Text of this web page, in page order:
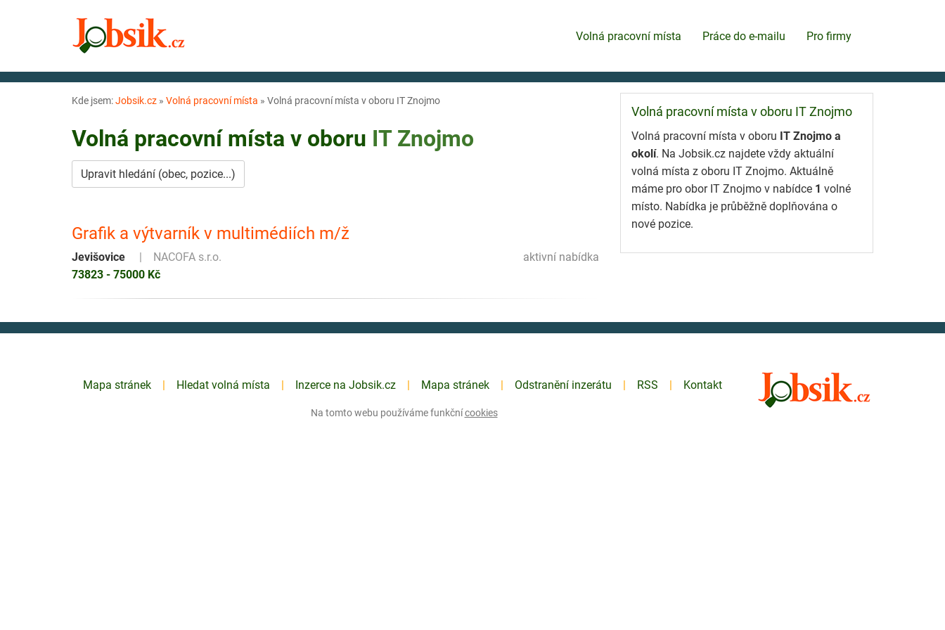
Volná pracovní místa Práce do e-mailu Pro firmy
Kde jsem:Jobsik.cz » Volná pracovní místa » Volná pracovní místa v oboru IT Znojmo
Volná pracovní místa v oboru IT Znojmo
Upravit hledání (obec, pozice...)
Grafik a výtvarník v multimédiích m/ž
aktivní nabídka
Jevišovice
NACOFA s.r.o.
73823 - 75000 Kč
Volná pracovní místa v oboru IT Znojmo
Volná pracovní místa v oboru IT Znojmo a
okolí. Na Jobsik.cz najdete vždy aktuální
volná místa z oboru IT Znojmo. Aktuálně
máme pro obor IT Znojmo v nabídce 1 volné
místo. Nabídka je průběžně doplňována o
nové pozice.
Mapa stránek Hledat volná místa Inzerce na Jobsik.cz Mapa stránek Odstranění inzerátu RSS Kontakt
Na tomto webu používáme funkčnícookies